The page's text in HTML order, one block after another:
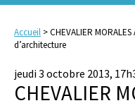
Accueil >CHEVALIER
d’architecture
jeudi 3 octobre 2013,
CHEVALIER